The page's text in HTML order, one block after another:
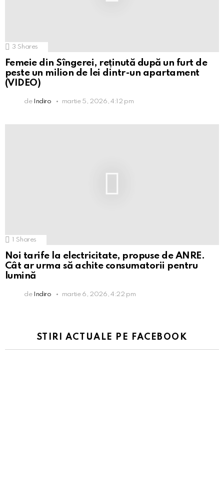
3 Shares
Femeie din Sîngerei, reținută după un furt de
peste un milion de lei dintr-un apartament
(VIDEO)
de Indiro martie 5, 2026, 4:12 pm
1 Shares
Noi tarife la electricitate, propuse de ANRE.
Cât ar urma să achite consumatorii pentru
lumină
de Indiro martie 6, 2026, 4:22 pm
STIRI ACTUALE PE FACEBOOK